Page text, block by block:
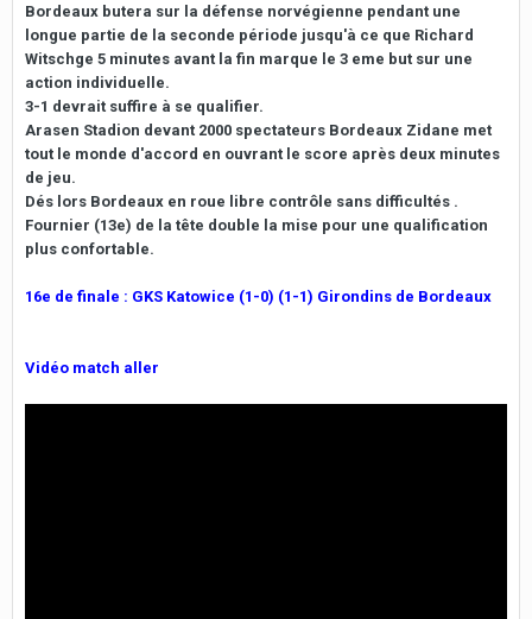
Bordeaux butera sur la défense norvégienne pendant une
longue partie de la seconde période jusqu'à ce que Richard
Witschge 5 minutes avant la fin marque le 3 eme but sur une
action individuelle.
3-1 devrait suffire à se qualifier.
Arasen Stadion devant 2000 spectateurs Bordeaux Zidane met
tout le monde d'accord en ouvrant le score après deux minutes
de jeu.
Dés lors Bordeaux en roue libre contrôle sans difficultés .
Fournier (13e) de la tête double la mise pour une qualification
plus confortable.
16e de finale : GKS Katowice (1-0) (1-1) Girondins de Bordeaux
Vidéo match aller